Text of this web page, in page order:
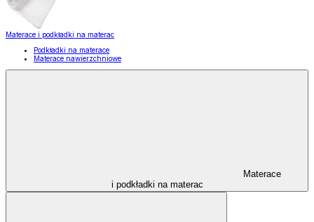
Materace i podkładki na materac
Podkładki na materace
Materace nawierzchniowe
Materace
i podkładki na materac